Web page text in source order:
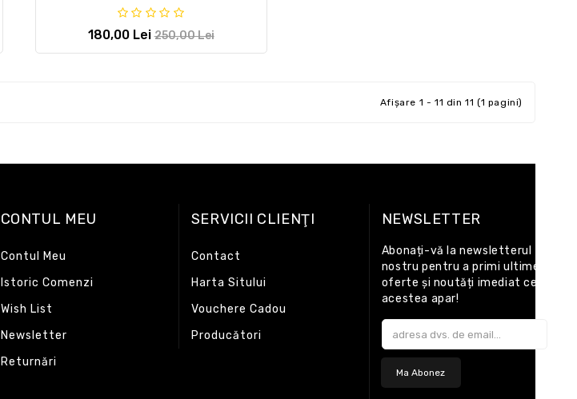
180,00 Lei 250,00 Lei
Afişare 1 - 11 din 11 (1 pagini)
CONTUL MEU
Contul Meu
Istoric Comenzi
Wish List
Newsletter
Returnări
SERVICII CLIENŢI
Contact
Harta Sitului
Vouchere Cadou
Producători
NEWSLETTER
Abonați-vă la newsletterul
nostru pentru a primi ultime
oferte și noutăți imediat ce
acestea apar!
Ma Abonez